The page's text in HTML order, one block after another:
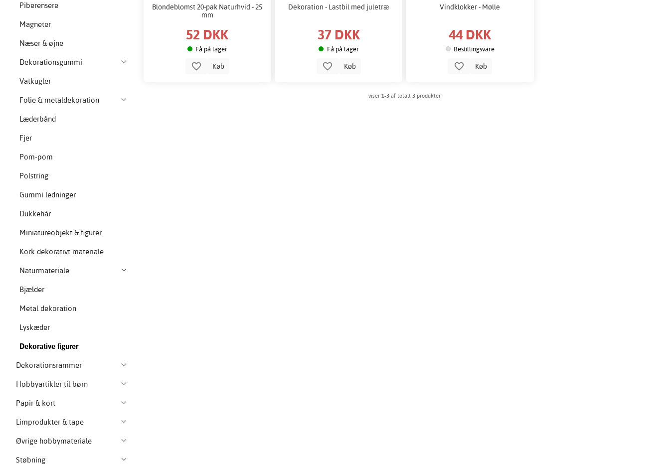
Piberensere
Magneter
Næser & øjne
Dekorationsgummi
Vatkugler
Folie & metaldekoration
Læderbånd
Fjer
Pom-pom
Polstring
Gummi ledninger
Dukkehår
Miniatureobjekt & figurer
Kork dekorativt materiale
Naturmateriale
Bjælder
Metal dekoration
Lyskæder
Dekorative figurer
Dekorationsrammer
Hobbyartikler til børn
Papir & kort
Limprodukter & tape
Øvrige hobbymateriale
Støbning
Blondeblomst 20-pak Naturhvid - 25
mm
52 DKK
Få på lager
Køb
Dekoration - Lastbil med juletræ
37 DKK
Få på lager
Køb
Vindklokker - Mølle
44 DKK
Bestillingsvare
Køb
viser 1-3af totalt 3produkter